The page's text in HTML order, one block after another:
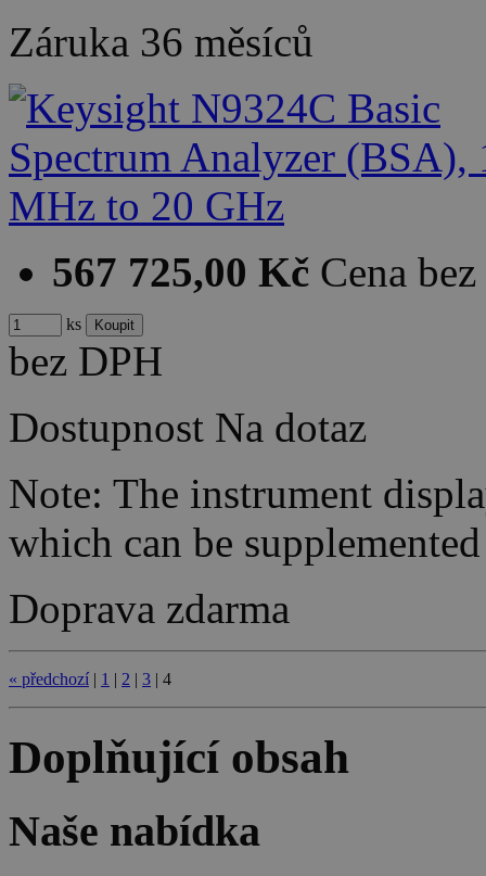
Záruka 36 měsíců
567 725,00 Kč Cena
ks
bez DPH
Dostupnost Na dotaz
Note: The instrument
which can be
Doprava zdarma
« předchozí | 1 | 2 | 3 | 4
Doplňující obsah
Naše nabídka